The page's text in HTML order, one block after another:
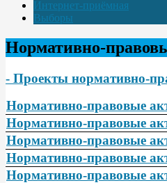
Интернет-приёмная
Выборы
Нормативно-
- Проекты нормативно-
Нормативно-правовые
Нормативно-правовые
Нормативно-правовые
Нормативно-правовые
Нормативно-правовые